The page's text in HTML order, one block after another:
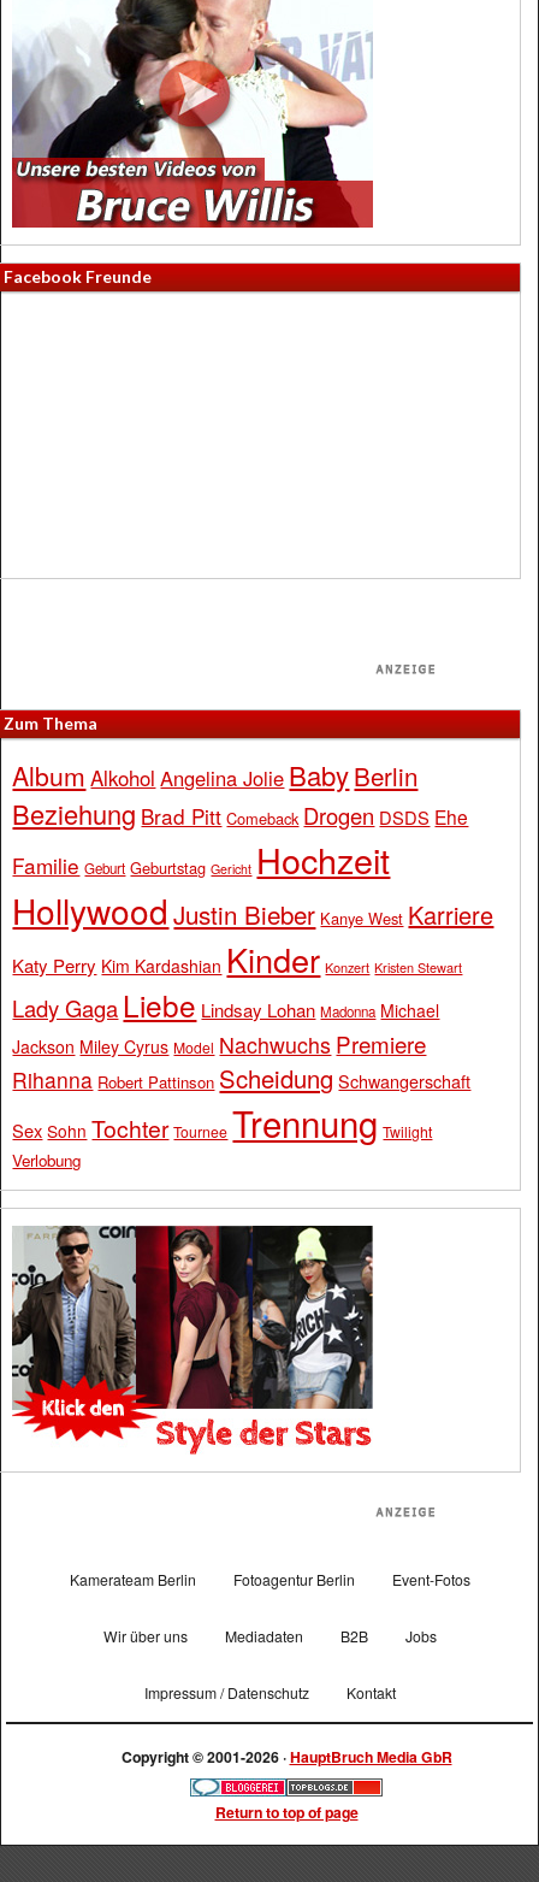
Facebook Freunde
Zum Thema
Album Alkohol Angelina Jolie BabyBerlin
Beziehung Brad Pitt Comeback Drogen DSDS Ehe
Familie Geburt Geburtstag Gericht Hochzeit
Hollywood Justin Bieber Kanye West Karriere
Katy Perry Kim Kardashian Kinder Konzert Kristen Stewart
Lady Gaga Liebe Lindsay Lohan Madonna Michael
Jackson Miley Cyrus Model Nachwuchs Premiere
Rihanna Robert Pattinson Scheidung Schwangerschaft
Sex Sohn Tochter Tournee Trennung Twilight
Verlobung
Kamerateam Berlin Fotoagentur Berlin Event-Fotos
Wir über uns Mediadaten B2B Jobs
Impressum / Datenschutz Kontakt
Copyright © 2001-2026 ·HauptBruch Media GbR
Return to top of page